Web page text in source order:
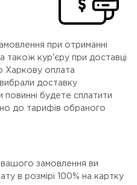
при отриманні
також кур'єру при доставці
Харкову оплата
доставку
будете сплатити
до тарифів обраного
замовлення ви
в розмірі 100% на картку